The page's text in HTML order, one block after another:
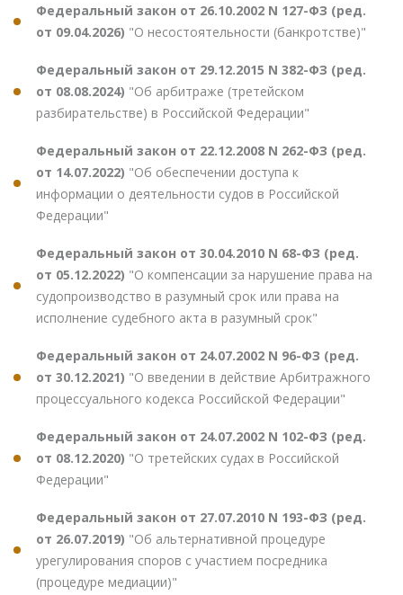
Федеральный закон от 26.10.2002 N 127-ФЗ (ред.
от 09.04.2026) "О несостоятельности (банкротстве)"
Федеральный закон от 29.12.2015 N 382-ФЗ (ред.
от 08.08.2024) "Об арбитраже (третейском
разбирательстве) в Российской Федерации"
Федеральный закон от 22.12.2008 N 262-ФЗ (ред.
от 14.07.2022) "Об обеспечении доступа к
информации о деятельности судов в Российской
Федерации"
Федеральный закон от 30.04.2010 N 68-ФЗ (ред.
от 05.12.2022) "О компенсации за нарушение права на
судопроизводство в разумный срок или права на
исполнение судебного акта в разумный срок"
Федеральный закон от 24.07.2002 N 96-ФЗ (ред.
от 30.12.2021) "О введении в действие Арбитражного
процессуального кодекса Российской Федерации"
Федеральный закон от 24.07.2002 N 102-ФЗ (ред.
от 08.12.2020) "О третейских судах в Российской
Федерации"
Федеральный закон от 27.07.2010 N 193-ФЗ (ред.
от 26.07.2019) "Об альтернативной процедуре
урегулирования споров с участием посредника
(процедуре медиации)"